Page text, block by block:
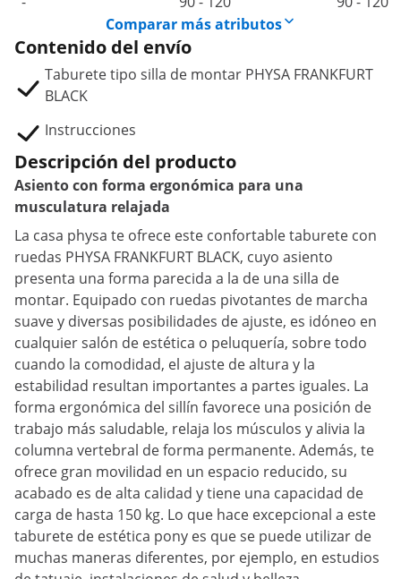
Comparar más atributos
Contenido del envío
Taburete tipo silla de montar PHYSA FRANKFURT
BLACK
Instrucciones
Descripción del producto
Asiento con forma ergonómica para una
musculatura relajada
La casa physa te ofrece este confortable taburete con
ruedas PHYSA FRANKFURT BLACK, cuyo asiento
presenta una forma parecida a la de una silla de
montar. Equipado con ruedas pivotantes de marcha
suave y diversas posibilidades de ajuste, es idóneo en
cualquier salón de estética o peluquería, sobre todo
cuando la comodidad, el ajuste de altura y la
estabilidad resultan importantes a partes iguales. La
forma ergonómica del sillín favorece una posición de
trabajo más saludable, relaja los músculos y alivia la
columna vertebral de forma permanente. Además, te
ofrece gran movilidad en un espacio reducido, su
acabado es de alta calidad y tiene una capacidad de
carga de hasta 150 kg. Lo que hace excepcional a este
taburete de estética pony es que se puede utilizar de
muchas maneras diferentes, por ejemplo, en estudios